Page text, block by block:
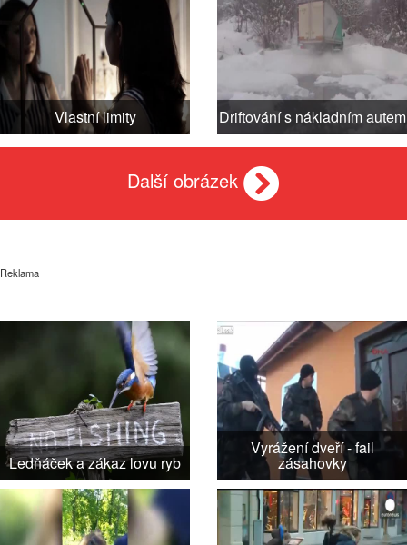
Vlastní limity Driftování s nákladním autem
Další obrázek
Reklama
Ledňáček a zákaz lovu ryb
Vyrážení dveří - fail
zásahovky